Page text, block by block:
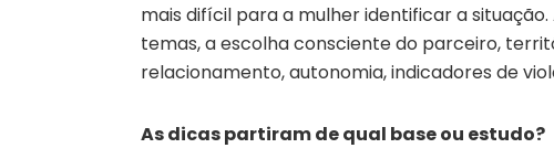
mais difícil para a mulher identificar a
temas, a escolha consciente do parceiro,
relacionamento, autonomia, indicadores de
As dicas partiram de qual base ou estudo?